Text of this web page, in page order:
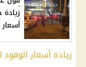
أسعار
زيادة أسعار